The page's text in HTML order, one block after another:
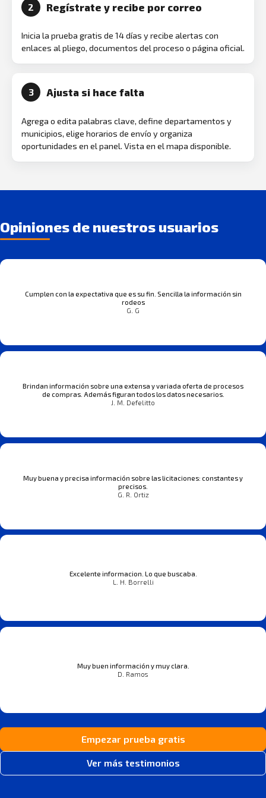
2 Regístrate y recibe por correo
Inicia la prueba gratis de 14 días y recibe alertas con
enlaces al pliego, documentos del proceso o página oficial.
3 Ajusta si hace falta
Agrega o edita palabras clave, define departamentos y
municipios, elige horarios de envío y organiza
oportunidades en el panel. Vista en el mapa disponible.
Opiniones de nuestros usuarios
Cumplen con la expectativa que es su fin. Sencilla la información sin
rodeos
G. G
Brindan información sobre una extensa y variada oferta de procesos
de compras. Además figuran todos los datos necesarios.
J. M. Defelitto
Muy buena y precisa información sobre las licitaciones: constantes y
precisos.
G. R. Ortiz
Excelente informacion. Lo que buscaba.
L. H. Borrelli
Muy buen información y muy clara.
D. Ramos
Empezar prueba gratis
Ver más testimonios